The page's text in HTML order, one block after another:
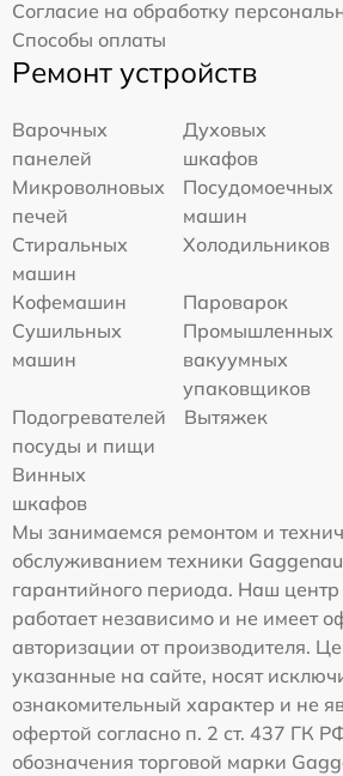
Согласие на обработку
Способы оплаты
Ремонт устройств
Варочных
панелей
Духовых
шкафов
Микроволновых
печей
Посудомоечных
машин
Стиральных
машин
Холодильников
Кофемашин
Пароварок
Сушильных
машин
Промышленных
вакуумных
упаковщиков
Подогревателей
посуды и пищи
Вытяжек
Винных
шкафов
Мы занимаемся ремонтом и
обслуживанием техники
гарантийного периода. Наш
работает независимо и не имеет
авторизации от производителя.
указанные на сайте, носят
ознакомительный характер и не
офертой согласно п. 2 ст. 437 ГК
обозначения торговой марки